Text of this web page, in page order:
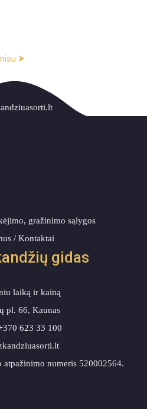
⮞
gražinimo sąlygos
/ Kontaktai
gidas
laiką ir kainą
pl. 66, Kaunas
623 33 100
numeris 520002564.